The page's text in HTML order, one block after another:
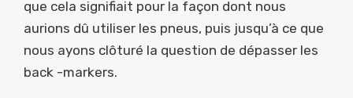
que cela signifiait pour la façon dont nous
aurions dû utiliser les pneus, puis jusqu’à ce que
nous ayons clôturé la question de dépasser les
back -markers.